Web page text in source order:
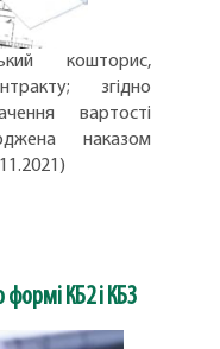
кошторис,
згідно
вартості
наказом
КБ2 і КБ3